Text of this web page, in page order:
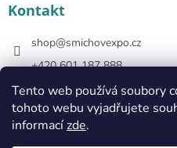
Tento web používá soubory
tohoto webu vyjadřujete
informacízde.
Kontakt
shop@smichovexpo.cz
+420 601 187 888
https://www.facebook.com/
smichovexposhop